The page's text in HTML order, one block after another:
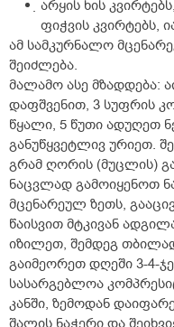
არყის ხის
ფიჭვის კვირტებს,
ამ სამკურნალო
შეიძლება.
მალამო ასე მზადდება:
დაფშვენით, 3 სუფრის
წყალი, 5 წუთი ადუღეთ
განუწყვეტლივ ურიეთ.
გრამ ღორის (მუცლის)
ნაცვლად გამოიყენოთ
მცენარეულ ზეთს,
წაისვით მტკივან
იზილეთ, შემდეგ
გაიმეორეთ დღეში 3-4-
სასარგებლოა
კანში, ზემოდან